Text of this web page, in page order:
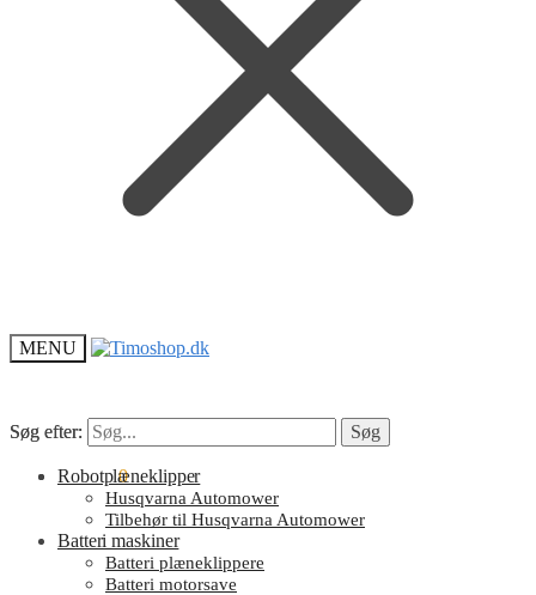
MENU
Søg efter: Søg
kr.0.00 0
Søg efter: Søg
Robotplæneklipper
Husqvarna Automower
Tilbehør til Husqvarna Automower
Batteri maskiner
Batteri plæneklippere
Batteri motorsave